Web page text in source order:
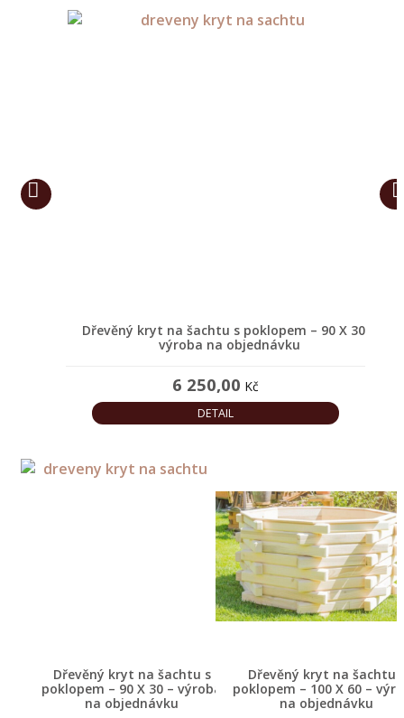
jiné
Dřevěné
dřevěný
nábytek
Akce
SPOKOJENÝ
ZÁKAZNÍCI
Dřevěný kryt na šachtu s poklopem – 90 X 30 –
výroba na objednávku
6 250,00 Kč
DETAIL
Dřevěný kryt na šachtu s
poklopem – 90 X 30 – výroba
na objednávku
Dřevěný kryt na šachtu
poklopem – 100 X 60 –
na objednávku